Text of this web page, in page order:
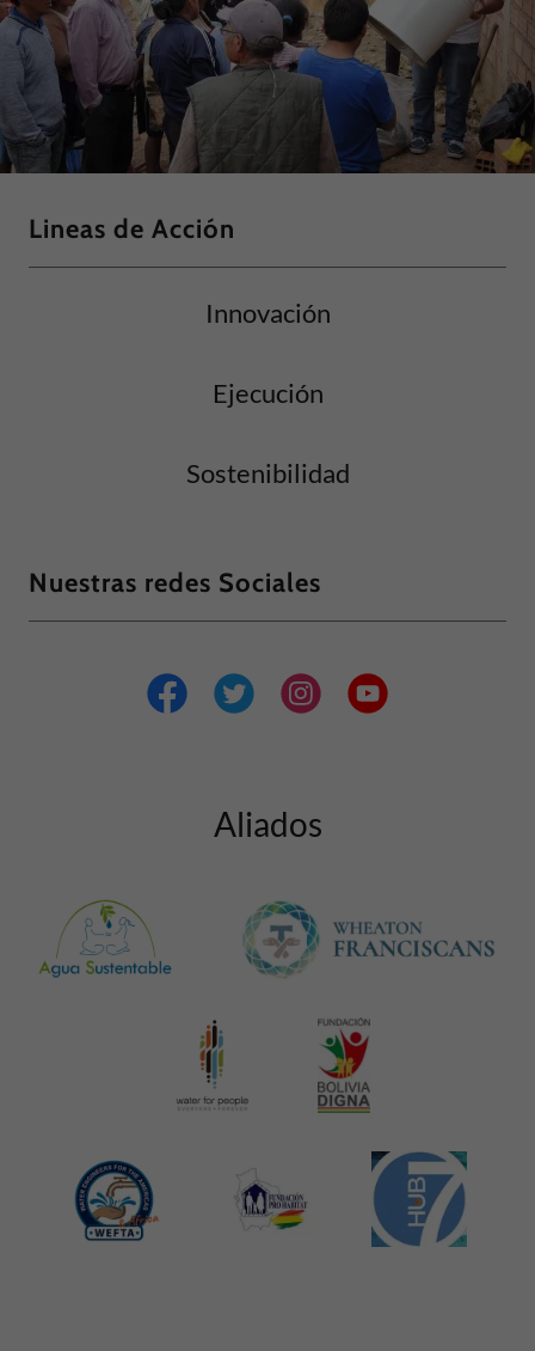
Lineas de Acción
Innovación
Ejecución
Sostenibilidad
Nuestras redes Sociales
Aliados